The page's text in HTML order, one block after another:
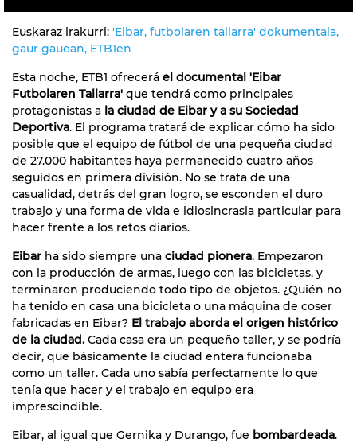
Euskaraz irakurri: 'Eibar, futbolaren tallarra' dokumentala,
gaur gauean, ETB1en
Esta noche, ETB1 ofrecerá el documental 'Eibar
Futbolaren Tallarra' que tendrá como principales
protagonistas a la ciudad de Eibar y a su Sociedad
Deportiva. El programa tratará de explicar cómo ha sido
posible que el equipo de fútbol de una pequeña ciudad
de 27.000 habitantes haya permanecido cuatro años
seguidos en primera división. No se trata de una
casualidad, detrás del gran logro, se esconden el duro
trabajo y una forma de vida e idiosincrasia particular para
hacer frente a los retos diarios.
Eibar ha sido siempre una ciudad pionera. Empezaron
con la producción de armas, luego con las bicicletas, y
terminaron produciendo todo tipo de objetos. ¿Quién no
ha tenido en casa una bicicleta o una máquina de coser
fabricadas en Eibar? El trabajo aborda el origen histórico
de la ciudad. Cada casa era un pequeño taller, y se podría
decir, que básicamente la ciudad entera funcionaba
como un taller. Cada uno sabía perfectamente lo que
tenía que hacer y el trabajo en equipo era
imprescindible.
Eibar, al igual que Gernika y Durango, fue bombardeada.